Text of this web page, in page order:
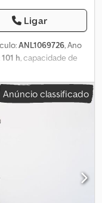
Ligar
ANL1069726, Ano
101 h, capacidade de
da bateria:500 Ah,
de garfos:560 mm,
a bateria - Troca
mm - Estrutura de
de chave -
Ah Ref - Elevação
adicional 2710
da cabine do
Anúncio classificado